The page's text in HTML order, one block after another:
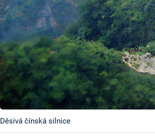
Děsivá čínská silnice